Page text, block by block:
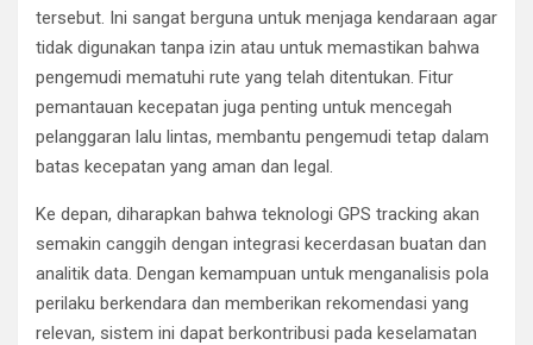
tersebut. Ini sangat berguna untuk menjaga kendaraan agar
tidak digunakan tanpa izin atau untuk memastikan bahwa
pengemudi mematuhi rute yang telah ditentukan. Fitur
pemantauan kecepatan juga penting untuk mencegah
pelanggaran lalu lintas, membantu pengemudi tetap dalam
batas kecepatan yang aman dan legal.
Ke depan, diharapkan bahwa teknologi GPS tracking akan
semakin canggih dengan integrasi kecerdasan buatan dan
analitik data. Dengan kemampuan untuk menganalisis pola
perilaku berkendara dan memberikan rekomendasi yang
relevan, sistem ini dapat berkontribusi pada keselamatan